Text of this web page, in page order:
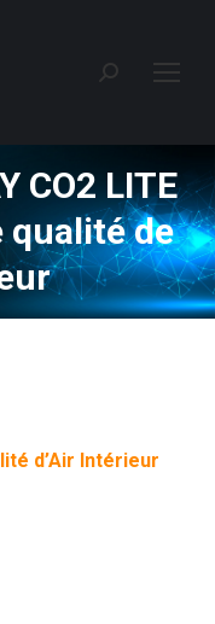
Recherche
CO2 LITE
qualité de
d’Air Intérieur